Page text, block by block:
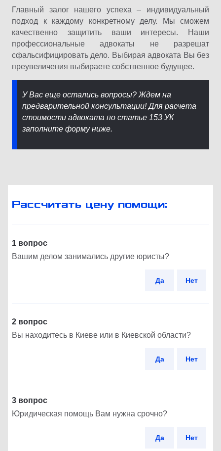
Главный залог нашего успеха – индивидуальный
подход к каждому конкретному делу. Мы сможем
качественно защитить ваши интересы. Наши
профессиональные адвокаты не разрешат
сфальсифицировать дело. Выбирая адвоката Вы без
преувеличения выбираете собственное будущее.
У Вас еще остались вопросы? Ждем на
предварительной консультации! Для расчета
стоимости адвоката по статье 153 УК
заполните форму ниже.
Рассчитать цену помощи:
1 вопрос
Вашим делом занимались другие юристы?
Да Нет
2 вопрос
Вы находитесь в Киеве или в Киевской области?
Да Нет
3 вопрос
Юридическая помощь Вам нужна срочно?
Да Нет